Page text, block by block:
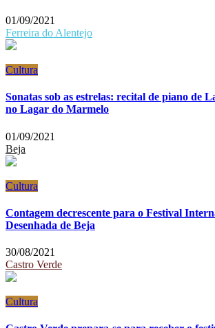
01/09/2021
Ferreira do Alentejo
Cultura
Sonatas sob as estrelas: recital de piano de
no Lagar do Marmelo
01/09/2021
Beja
Cultura
Contagem decrescente para o Festival
Desenhada de Beja
30/08/2021
Castro Verde
Cultura